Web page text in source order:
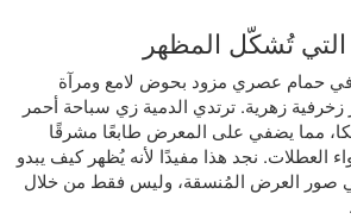
تُشكّل المظهر
في حمام عصري مزود بحوض لامع ومرآة
زهرية. ترتدي الدمية زي سباحة أحمر
مما يضفي على المعرض طابعًا مشرقًا
العطلات. نجد هذا مفيدًا لأنه يُظهر كيف يبدو
صور العرض المُنسقة، وليس فقط من خلال